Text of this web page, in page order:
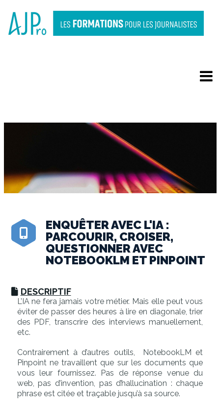
ENQUÊTER AVEC L'IA :
PARCOURIR, CROISER,
QUESTIONNER AVEC
NOTEBOOKLM ET PINPOINT
DESCRIPTIF
L’IA ne fera jamais votre métier. Mais elle peut vous
éviter de passer des heures à lire en diagonale, trier
des PDF, transcrire des interviews manuellement,
etc.
Contrairement à d’autres outils, NotebookLM et
Pinpoint ne travaillent que sur les documents que
vous leur fournissez. Pas de réponse venue du
web, pas d’invention, pas d’hallucination : chaque
phrase est citée et traçable jusqu’à sa source.